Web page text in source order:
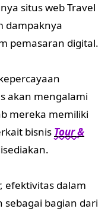
situs web Travel
dampaknya
pemasaran digital.
akan mengalami
mereka memiliki
bisnis Tour &
efektivitas dalam
bagian dari